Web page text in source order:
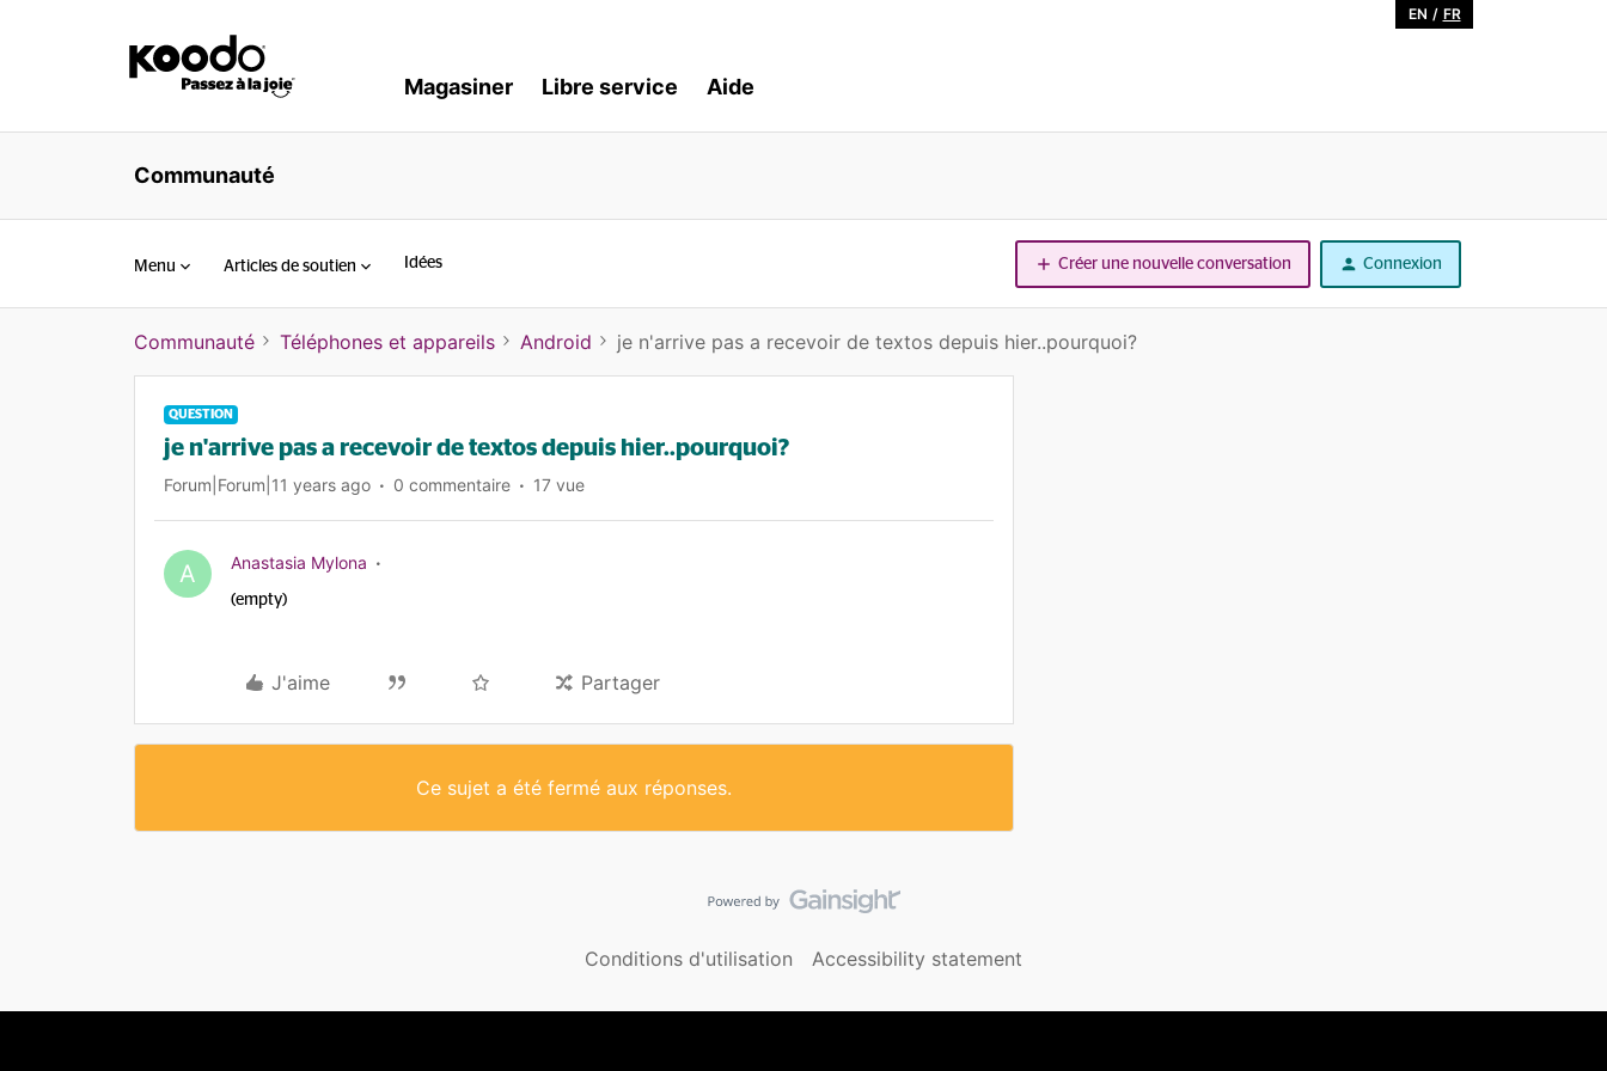
EN / FR
Magasiner Libre service Aide
Communauté
Menu Articles de soutien Idées Créer une nouvelle conversation Connexion
Communauté Téléphones et appareils Android je n'arrive pas a recevoir de textos depuis hier..pourquoi?
QUESTION
je n'arrive pas a recevoir de textos depuis hier..pourquoi?
Forum|Forum|11 years ago 0 commentaire 17 vue
A Anastasia Mylona
(empty)
J'aime Partager
Ce sujet a été fermé aux réponses.
Conditions d'utilisation Accessibility statement